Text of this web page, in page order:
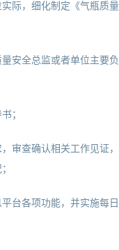
际，细化制定《气瓶质量
安全总监或者单位主要负
；
审查确认相关工作见证，
台各项功能，并实施每日